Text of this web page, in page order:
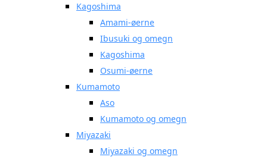
Kagoshima
Amami-øerne
Ibusuki og omegn
Kagoshima
Osumi-øerne
Kumamoto
Aso
Kumamoto og omegn
Miyazaki
Miyazaki og omegn